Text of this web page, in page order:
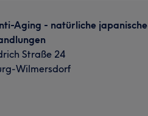
Aging - natürliche japanische
Straße 24
Wilmersdorf